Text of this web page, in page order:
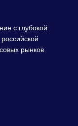
с глубокой
рынков